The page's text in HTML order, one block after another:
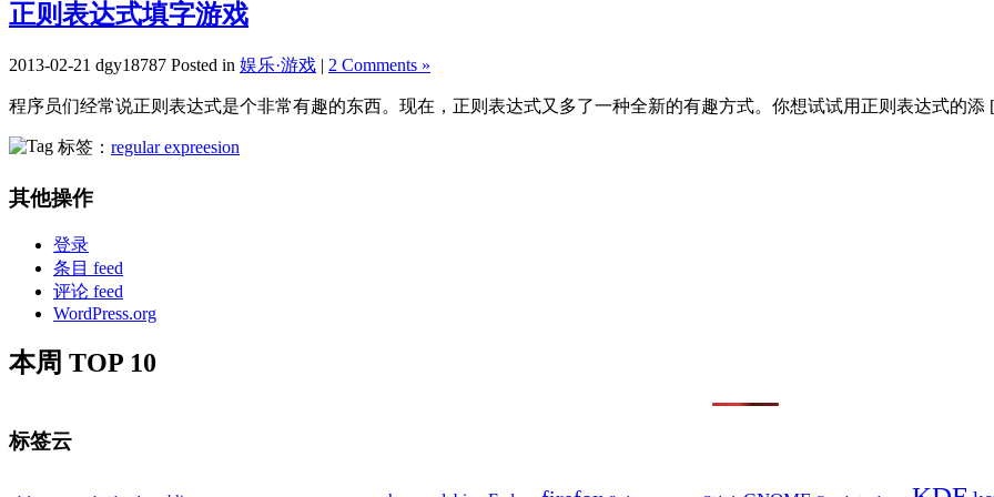
正则表达式填字游戏
2013-02-21 dgy18787 Posted in 娱乐·游戏 | 2 Comments »
程序员们经常说正则表达式是个非常有趣的东西。现在，正则表达式又多了一种全新的有趣方式。你想试试用正则表达式的
标签： regular expreesion
其他操作
登录
条目 feed
评论 feed
WordPress.org
本周 TOP 10
标签云